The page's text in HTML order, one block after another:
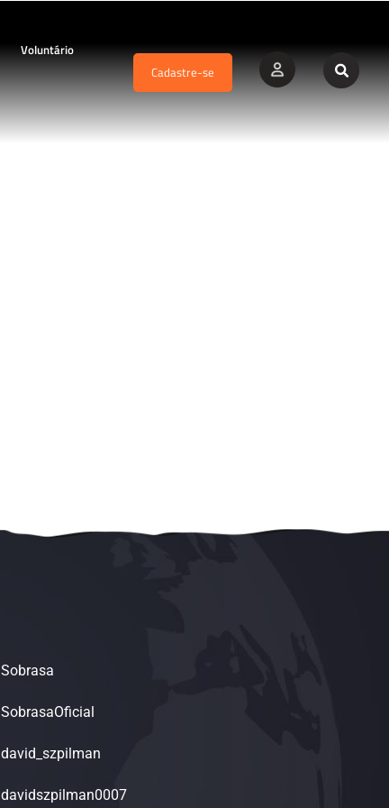
Voluntário
Cadastre-se
Sobrasa
SobrasaOficial
david_szpilman
davidszpilman0007